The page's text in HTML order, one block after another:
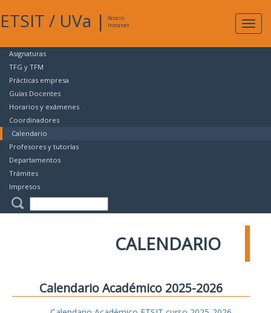
ETSIT / UVa |
Acceso
Intranet
Asignaturas
TFG y TFM
Prácticas empresa
Guías Docentes
Horarios y exámenes
Coordinadores
Calendario
Profesores y tutorías
Departamentos
Trámites
Impresos
CALENDARIO
Calendario Académico 2025-2026